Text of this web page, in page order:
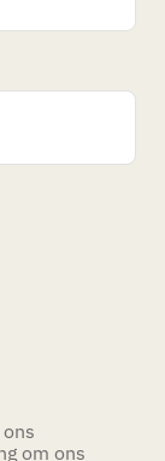
om ons